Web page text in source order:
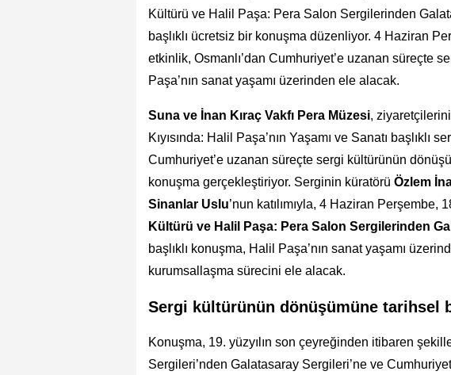
Kültürü ve Halil Paşa: Pera Salon Sergilerinden
başlıklı ücretsiz bir konuşma düzenliyor. 4 Haziran
etkinlik, Osmanlı’dan Cumhuriyet’e uzanan süreçte
Paşa’nın sanat yaşamı üzerinden ele alacak.
Suna ve İnan Kıraç Vakfı Pera Müzesi,
Kıyısında: Halil Paşa’nın Yaşamı ve Sanatı başlıklı
Cumhuriyet’e uzanan süreçte sergi kültürünün
konuşma gerçekleştiriyor. Serginin küratörü Özlem
Sinanlar Uslu’nun katılımıyla, 4 Haziran Perşembe,
Kültürü ve Halil Paşa: Pera Salon Sergilerinden
başlıklı konuşma, Halil Paşa’nın sanat yaşamı
kurumsallaşma sürecini ele alacak.
Sergi kültürünün dönüşümüne tarihsel
Konuşma, 19. yüzyılın son çeyreğinden itibaren
Sergileri’nden Galatasaray Sergileri’ne ve